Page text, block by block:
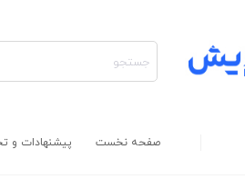
صفحه نخست پیشنهادات و